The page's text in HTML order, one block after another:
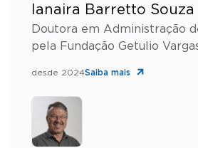
Ianaira Barretto Souza
Doutora em Administração
pela Fundação Getulio
desde 2024Saiba mais